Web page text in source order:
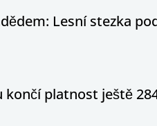
Lesní stezka
končí platnost ještě